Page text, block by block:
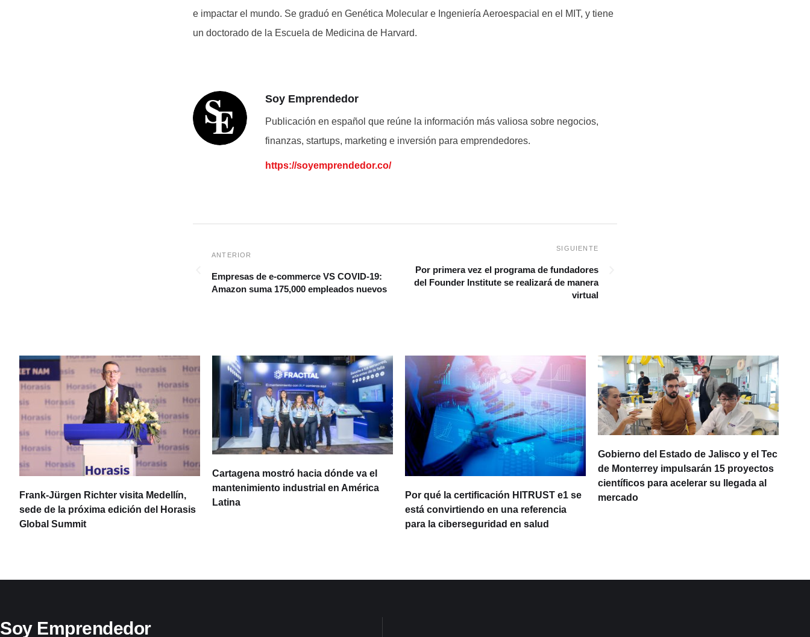
e impactar el mundo. Se graduó en Genética Molecular e Ingeniería Aeroespacial en el MIT, y tiene
un doctorado de la Escuela de Medicina de Harvard.
Soy Emprendedor
Publicación en español que reúne la información más valiosa sobre negocios,
finanzas, startups, marketing e inversión para emprendedores.
https://soyemprendedor.co/
Empresas de e-commerce VS COVID-19:
Amazon suma 175,000 empleados nuevos
Por primera vez el programa de fundadores
del Founder Institute se realizará de manera
virtual
Frank-Jürgen Richter visita Medellín,
sede de la próxima edición del Horasis
Global Summit
Cartagena mostró hacia dónde va el
mantenimiento industrial en América
Latina
Por qué la certificación HITRUST e1 se
está convirtiendo en una referencia
para la ciberseguridad en salud
Gobierno del Estado de Jalisco y el Tec
de Monterrey impulsarán 15 proyectos
científicos para acelerar su llegada al
mercado
Soy Emprendedor